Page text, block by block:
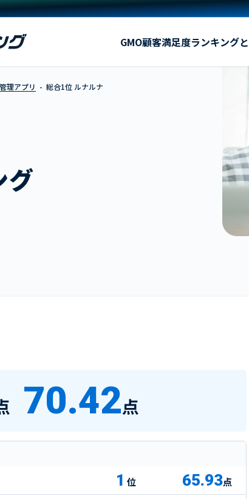
GMO顧客満足度ランキング
理アプリ 総合1位 ルナルナ
グ
70.42点
1 65.93点